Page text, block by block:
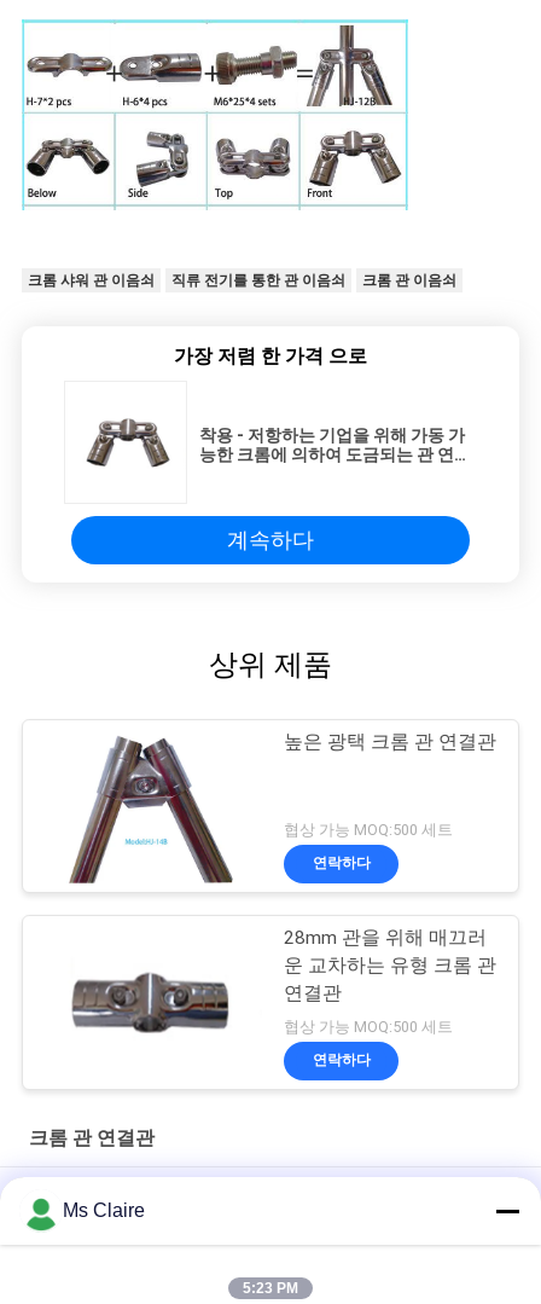
크롬 샤워 관 이음쇠 직류 전기를 통한 관 이음쇠 크롬 관 이음쇠
가장 저렴 한 가격 으로
착용 - 저항하는 기업을 위해 가동 가
능한 크롬에 의하여 도금되는 관 연결
계속하다
상위 제품
높은 광택 크롬 관 연결관
협상 가능 MOQ:500 세트
연락하다
28mm 관을 위해 매끄러
운 교차하는 유형 크롬 관
연결관
협상 가능 MOQ:500 세트
연락하다
크롬 관 연결관
관 연결관Ms Claire
5:23 PM